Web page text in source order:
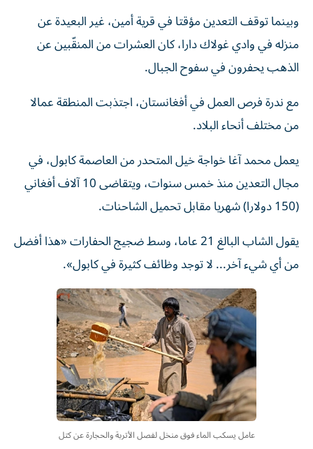
وبينما توقف التعدين مؤقتا في قرية أمين، غير البعيدة عن
منزله في وادي غولاك دارا، كان العشرات من المنقّبين عن
الذهب يحفرون في سفوح الجبال.
مع ندرة فرص العمل في أفغانستان، اجتذبت المنطقة عمالا
من مختلف أنحاء البلاد.
يعمل محمد آغا خواجة خيل المتحدر من العاصمة كابول، في
مجال التعدين منذ خمس سنوات، ويتقاضى 10 آلاف أفغاني
(150 دولارا) شهريا مقابل تحميل الشاحنات.
يقول الشاب البالغ 21 عاما، وسط ضجيج الحفارات «هذا أفضل
من أي شيء آخر... لا توجد وظائف كثيرة في كابول».
عامل يسكب الماء فوق منخل لفصل الأتربة والحجارة عن كتل